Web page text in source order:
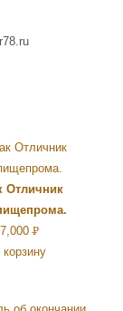
Отличник
7,000Р
УБ.
корзину